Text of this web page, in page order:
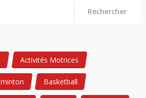
Rechercher
Activités Motrices
Basketball